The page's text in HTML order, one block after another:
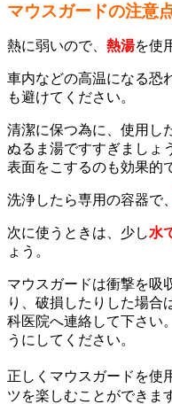
マウスガードの注意
熱に弱いので、 熱湯を使
車内などの高温になる恐
も避けてください。
清潔に保つ為に、使用し
ぬるま湯ですすぎましょ
表面をこするのも効果的
洗浄したら専用の容器で、
次に使うときは、少し水
ょう。
マウスガードは衝撃を吸
り、破損したりした場合
科医院へ連絡して下さい
うにしてください。
正しくマウスガードを使
ツを楽しむことができま